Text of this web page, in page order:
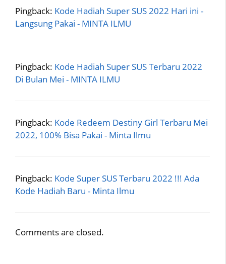
Pingback: Kode Hadiah Super SUS 2022 Hari ini -
Langsung Pakai - MINTA ILMU
Pingback: Kode Hadiah Super SUS Terbaru 2022
Di Bulan Mei - MINTA ILMU
Pingback: Kode Redeem Destiny Girl Terbaru Mei
2022, 100% Bisa Pakai - Minta Ilmu
Pingback: Kode Super SUS Terbaru 2022 !!! Ada
Kode Hadiah Baru - Minta Ilmu
Comments are closed.